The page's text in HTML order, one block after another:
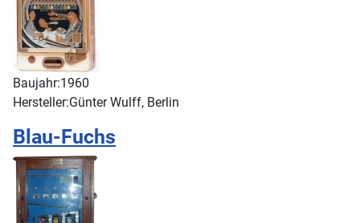
Baujahr:1960
Hersteller:Günter Wulff, Berlin
Blau-Fuchs